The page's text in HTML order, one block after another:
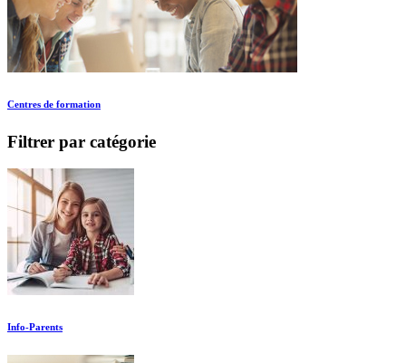
Centres de formation
Filtrer par catégorie
Info-Parents